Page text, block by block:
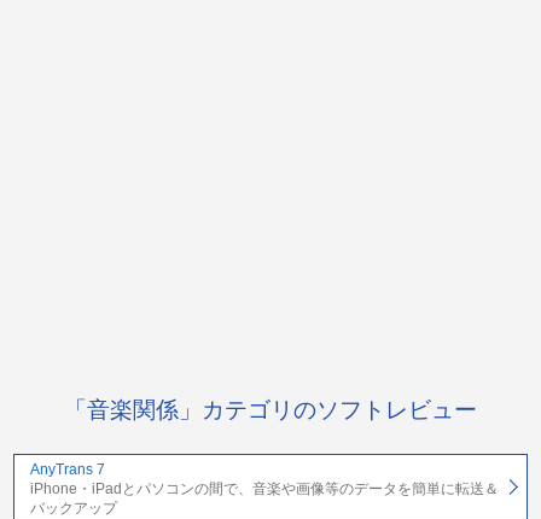
「音楽関係」カテゴリのソフトレビュー
AnyTrans 7
iPhone・iPadとパソコンの間で、音楽や画像等のデータを簡単に転送＆
バックアップ